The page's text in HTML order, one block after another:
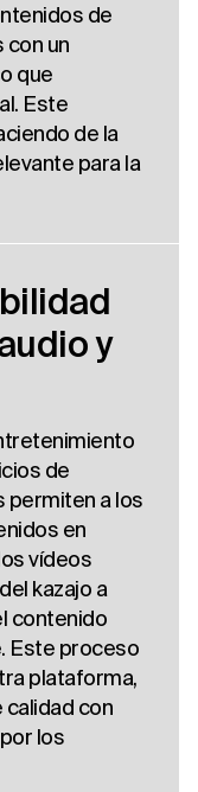
de
con un
que
Este
de la
para la
y
de
permiten a los
en
vídeos
kazajo a
contenido
Este proceso
plataforma,
con
los